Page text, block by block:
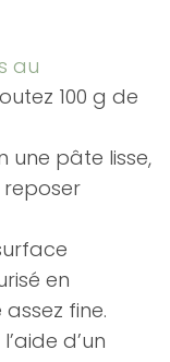
au
100 g de
une pâte lisse,
en
fine.
d’un